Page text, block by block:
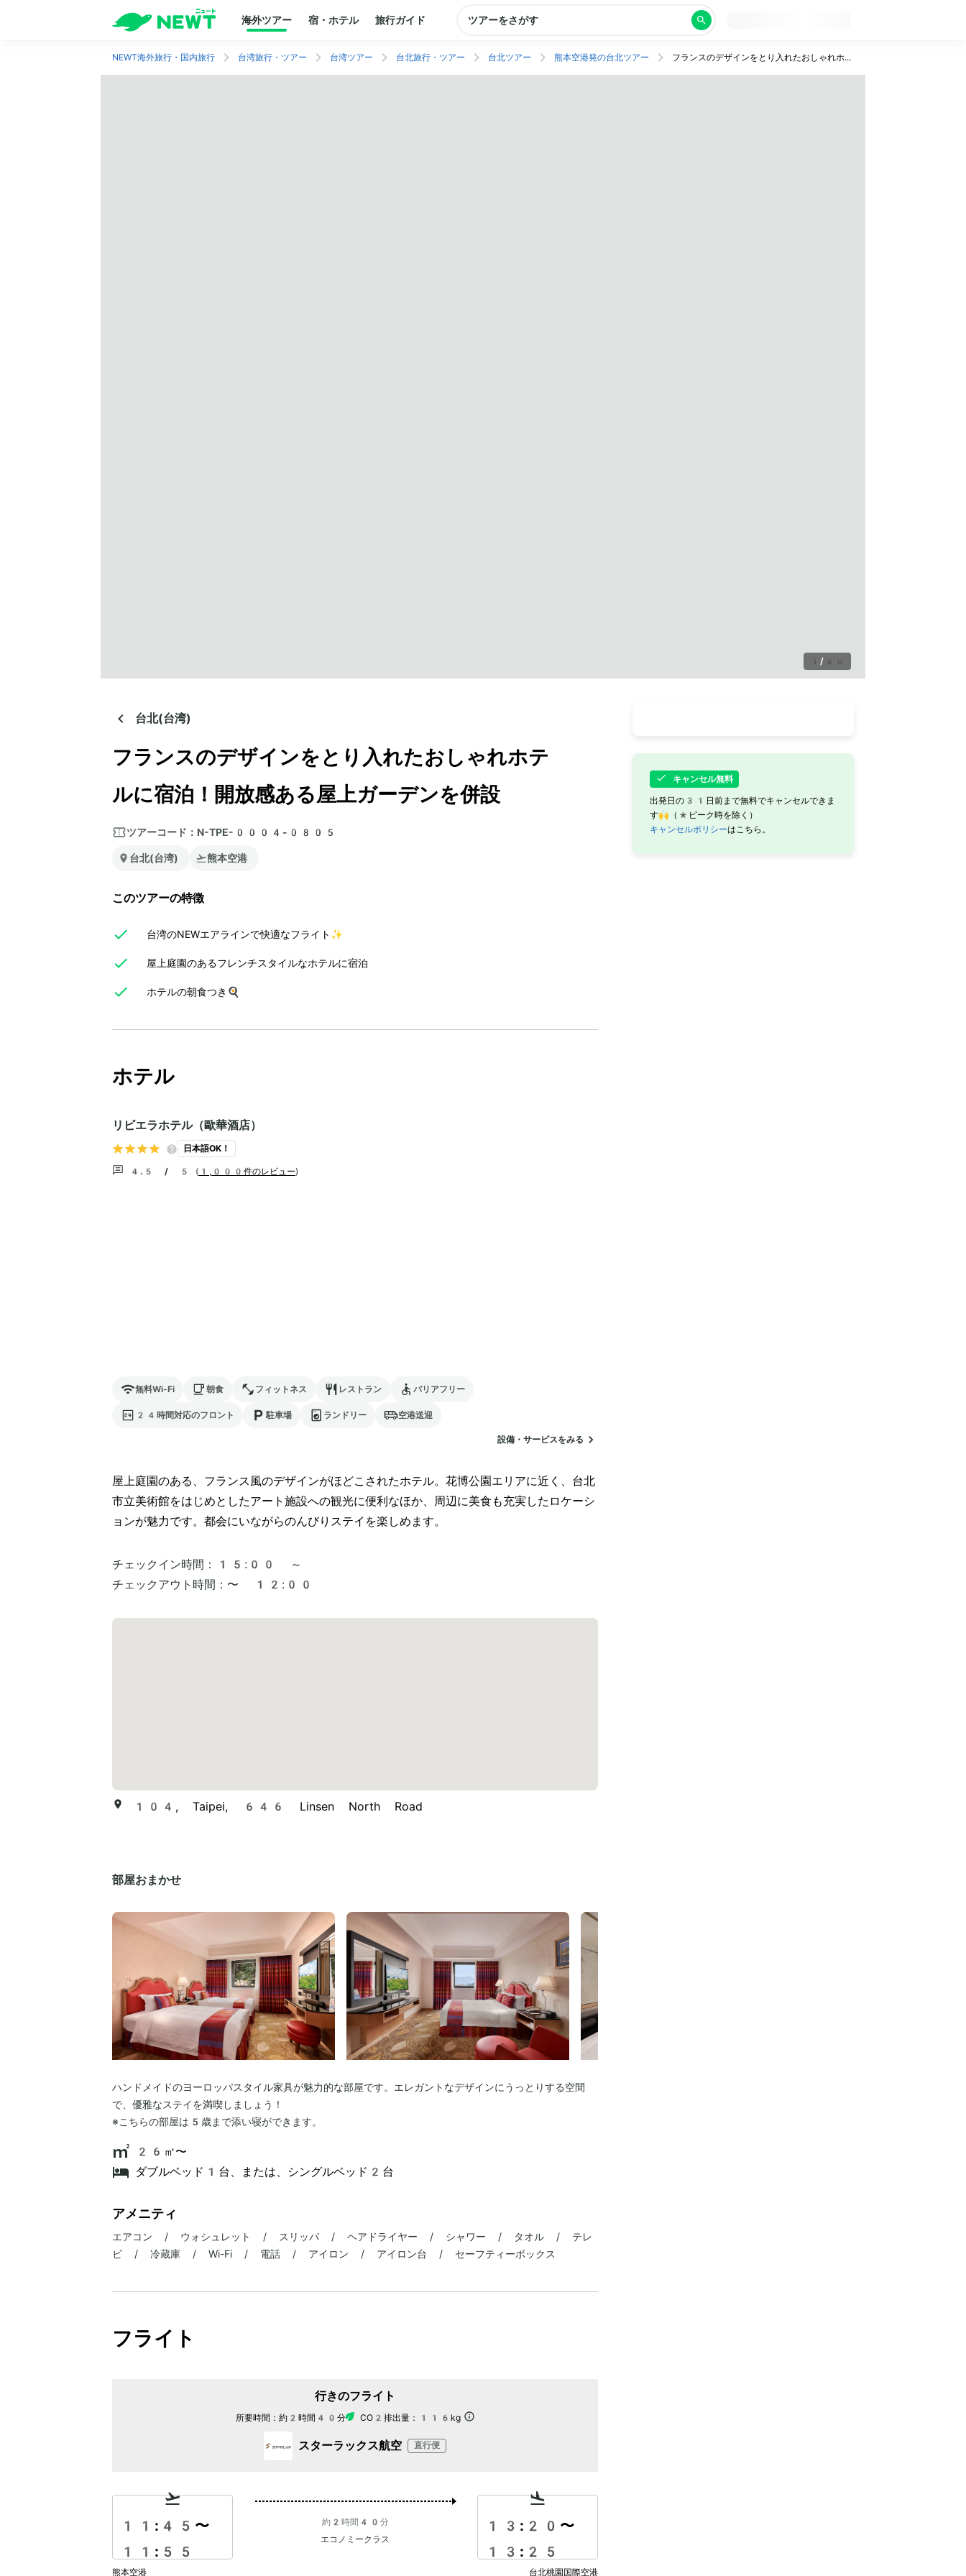
海外ツアー 宿・ホテル 旅行ガイド ツアーをさがす
NEWT海外旅行・国内旅行 台湾旅行・ツアー 台湾ツアー 台北旅行・ツアー 台北ツアー 熊本空港発の台北ツアー フランスのデザインをとり入れたおしゃれホテルに宿泊！開放感ある屋上ガーデンを併設
1 / 30
台北(台湾)
フランスのデザインをとり入れたおしゃれホテ
ルに宿泊！開放感ある屋上ガーデンを併設
ツアーコード： N-TPE-0004-0805
台北(台湾) 熊本空港
このツアーの特徴
台湾のNEWエアラインで快適なフライト✨
屋上庭園のあるフレンチスタイルなホテルに宿泊
ホテルの朝食つき🍳
ホテル
リビエラホテル（歐華酒店）
日本語OK！
4.5 / 5 ( 1,000件のレビュー)
無料Wi-Fi 朝食 フィットネス レストラン バリアフリー
24時間対応のフロント 駐車場 ランドリー 空港送迎
設備・サービスをみる
屋上庭園のある、フランス風のデザインがほどこされたホテル。花博公園エリアに近く、台北
市立美術館をはじめとしたアート施設への観光に便利なほか、周辺に美食も充実したロケーシ
ョンが魅力です。都会にいながらのんびりステイを楽しめます。
チェックイン時間：
15:00 ～
チェックアウト時間： 〜 12:00
104, Taipei, 646 Linsen North Road
部屋おまかせ
ハンドメイドのヨーロッパスタイル家具が魅力的な部屋です。エレガントなデザインにうっとりする空間
で、優雅なステイを満喫しましょう！
26㎡〜
ダブルベッド1台、または、シングルベッド2台
アメニティ
エアコン / ウォシュレット / スリッパ / ヘアドライヤー / シャワー / タオル / テレ
ビ / 冷蔵庫 / Wi-Fi / 電話 / アイロン / アイロン台 / セーフティーボックス
フライト
行きのフライト
所要時間： 約2時間40分 CO2排出量： 116kg
スターラックス航空 直行便
11:45 〜
11:55
約2時間40分
エコノミークラス
13:20 〜
13:25
熊本空港 台北桃園国際空港
キャンセル無料
出発日の31日前まで無料でキャンセルできま
す🙌（*ピーク時を除く）
キャンセルポリシーはこちら。